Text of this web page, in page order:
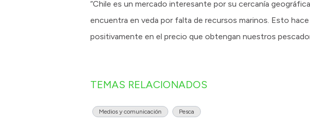
“Chile es un mercado interesante por su cercanía
encuentra en veda por falta de recursos marinos. Esto
positivamente en el precio que obtengan nuestros
TEMAS RELACIONADOS
Medios y comunicación Pesca